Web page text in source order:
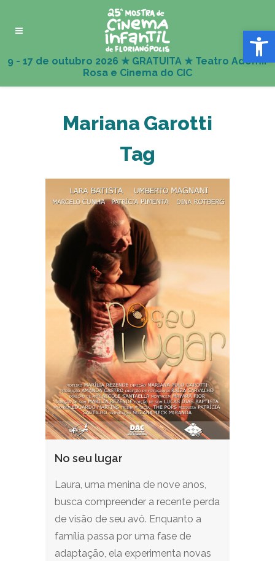
Abrir
Mariana Garotti
Tag
No seu lugar
Laura, uma menina de nove anos,
busca compreender a recente perda
de visão de seu avô. Enquanto a
família passa por uma fase de
adaptação, ela experimenta novas